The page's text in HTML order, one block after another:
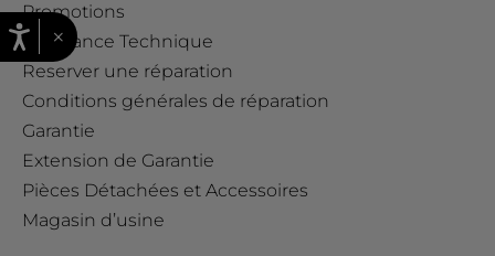
Promotions
Assistance Technique
Reserver une réparation
Conditions générales de réparation
Garantie
Extension de Garantie
Pièces Détachées et Accessoires
Magasin d’usine
×